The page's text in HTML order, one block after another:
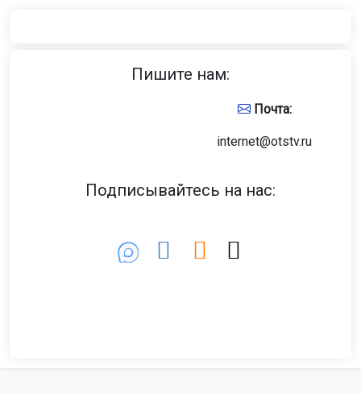
Пишите нам:
Почта:
internet@otstv.ru
Подписывайтесь на нас: